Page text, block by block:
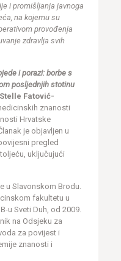
i promišljanja javnoga
na kojemu su
provođenja
zdravlja svih
i porazi: borbe s
posljednjih stotinu
Stelle Fatović-
znanosti
Hrvatske
je objavljen u
pregled
uključujući
u Slavonskom Brodu.
fakultetu u
u Sveti Duh, od 2009.
na Odsjeku za
za povijest i
znanosti i